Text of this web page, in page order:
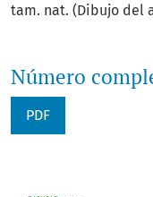
tam. nat. (Dibujo del
Número
PDF